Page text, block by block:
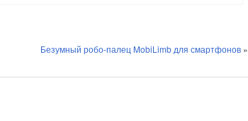
Безумный робо-палец MobiLimb для смартфонов»